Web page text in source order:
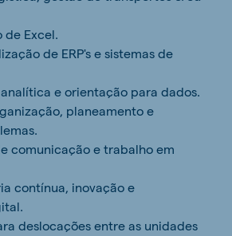
de Excel.
de ERP's e sistemas de
e orientação para dados.
planeamento e
comunicação e trabalho em
contínua, inovação e
deslocações entre as unidades